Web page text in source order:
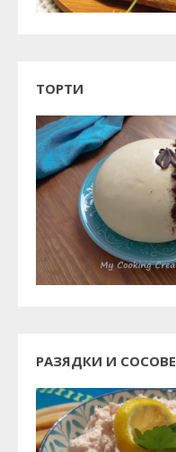
ТОРТИ
РАЗЯДКИ И СОСОВЕ